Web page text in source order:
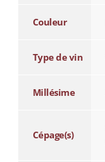
Couleur
Type de vin
Millésime
Cépage(s)